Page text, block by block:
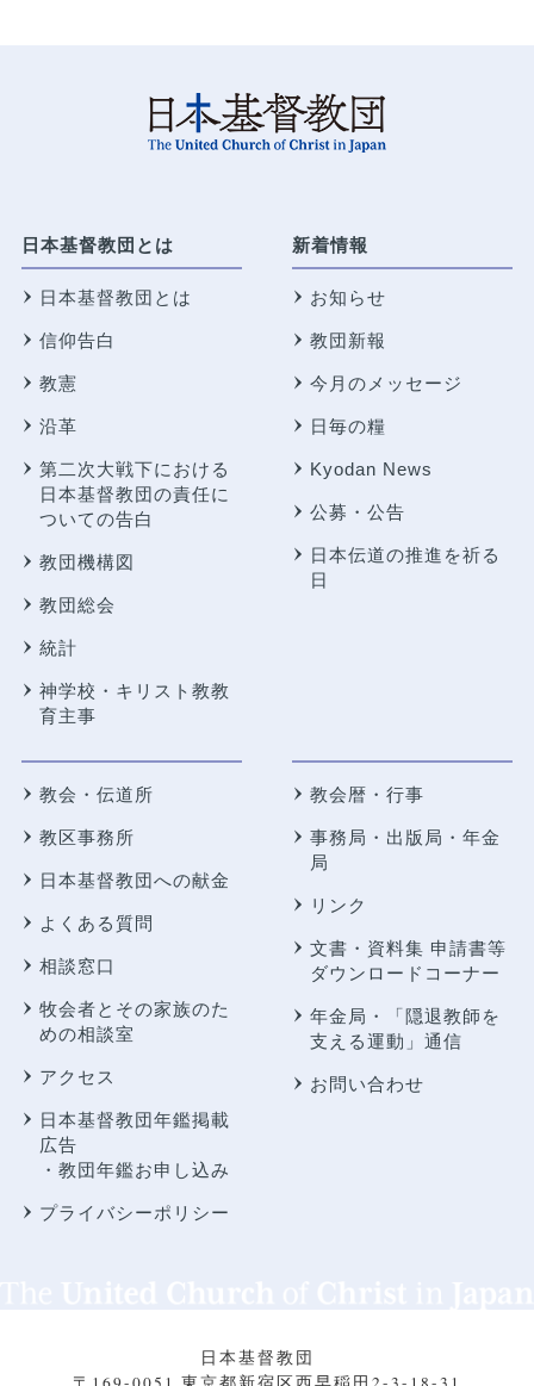
日本基督教団とは
日本基督教団とは
信仰告白
教憲
沿革
第二次大戦下における
日本基督教団の責任に
ついての告白
教団機構図
教団総会
統計
神学校・キリスト教教
育主事
新着情報
お知らせ
教団新報
今月のメッセージ
日毎の糧
Kyodan News
公募・公告
日本伝道の推進を祈る
日
教会・伝道所
教区事務所
日本基督教団への献金
よくある質問
相談窓口
牧会者とその家族のた
めの相談室
アクセス
日本基督教団年鑑掲載
広告
・教団年鑑お申し込み
プライバシーポリシー
教会暦・行事
事務局・出版局・年金
局
リンク
文書・資料集 申請書等
ダウンロードコーナー
年金局・
「隠退教師を
支える運動」通信
お問い合わせ
日本基督教団